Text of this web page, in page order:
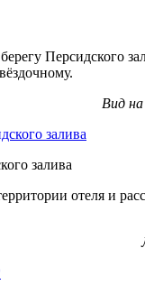
Персидского
Вид на
залива
отеля и